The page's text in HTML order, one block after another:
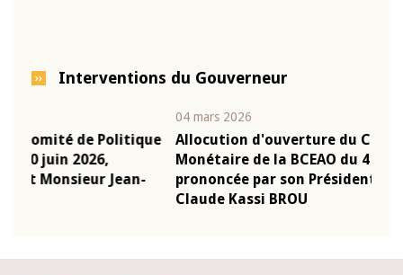
Interventions du Gouverneur
Allocution d'ouverture du Comité de Politique
Monétaire de la BCEAO du 4 mars 2026,
prononcée par son Président Monsieur Jean-